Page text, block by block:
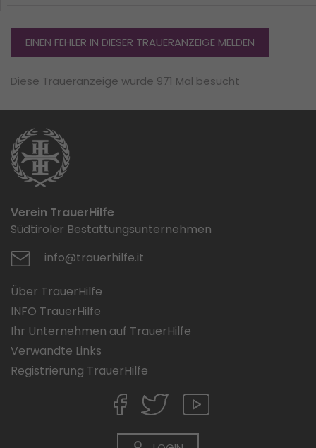
EINEN FEHLER IN DIESER TRAUERANZEIGE MELDEN
Diese Traueranzeige wurde 971 Mal besucht
Verein TrauerHilfe
Südtiroler Bestattungsunternehmen
info@trauerhilfe.it
Über TrauerHilfe
INFO TrauerHilfe
Ihr Unternehmen auf TrauerHilfe
Verwandte Links
Registrierung TrauerHilfe